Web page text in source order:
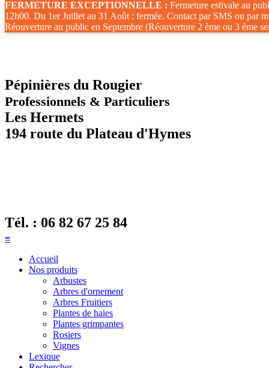
FERMETURE EXCEPTIONNELLE : Fermeture estivale au
12h00. Du 1er Juillet au 31 Août : fermée. Contact par SMS ou par
Réouverture au public en Septembre (Réouverture 2 ème ou 3 ème
Pépinières du Rougier
Professionnels & Particuliers
Les Hermets
194 route du Plateau d'Hymes
Tél. : 06 82 67 25 84
≡
Accueil
Nos produits
Arbustes
Arbres d'ornement
Arbres Fruitiers
Plantes de haies
Plantes grimpantes
Rosiers
Vignes
Lexique